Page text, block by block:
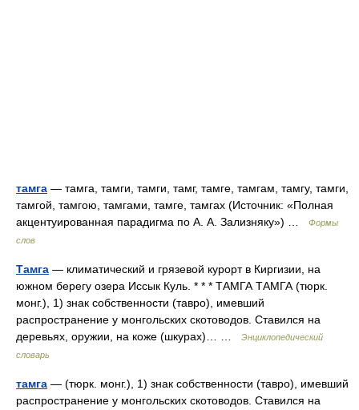
тамга — тамга, тамги, тамги, тамг, тамге, тамгам, тамгу, тамги,
тамгой, тамгою, тамгами, тамге, тамгах (Источник: «Полная
акцентуированная парадигма по А. А. Зализняку») …
Формы
слов
Тамга — климатический и грязевой курорт в Киргизии, на
южном берегу озера Иссык Куль. * * * ТАМГА ТАМГА (тюрк.
монг.), 1) знак собственности (тавро), имевший
распространение у монгольских скотоводов. Ставился на
деревьях, оружии, на коже (шкурах)… …
Энциклопедический
словарь
тамга — (тюрк. монг.), 1) знак собственности (тавро), имевший
распространение у монгольских скотоводов. Ставился на